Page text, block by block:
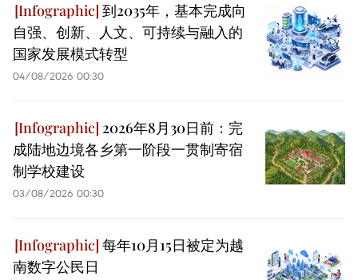
到2035年，基本完成向
自强、创新、人文、可持续与融入的
国家发展模式转型
04/08/2026 00:30
2026年8月30日前：完
成陆地边境各乡第一阶段一贯制寄宿
制学校建设
03/08/2026 00:30
每年10月15日被定为越
南数字公民日